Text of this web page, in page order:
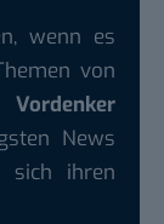
wenn es
von
News
sich ihren